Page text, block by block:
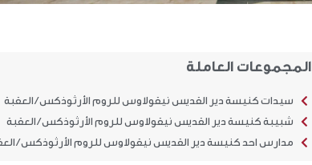
المجموعات العاملة
سيدات كنيسة دير القديس نيقولاوس للروم الأرثوذكس / العقبة
شبيبة كنيسة دير القديس نيقولاوس للروم الأرثوذكس / العقبة
مدارس احد كنيسة دير القديس نيقولاوس للروم الأرثوذكس /